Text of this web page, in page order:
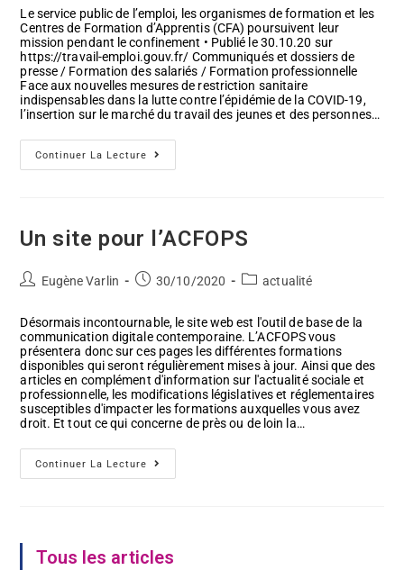
la
publication :
Le service public de l’emploi, les organismes de formation et les
Centres de Formation d’Apprentis (CFA) poursuivent leur
mission pendant le confinement • Publié le 30.10.20 sur
https://travail-emploi.gouv.fr/ Communiqués et dossiers de
presse / Formation des salariés / Formation professionnelle
Face aux nouvelles mesures de restriction sanitaire
indispensables dans la lutte contre l’épidémie de la COVID-19,
l’insertion sur le marché du travail des jeunes et des personnes…
Continuer La Lecture
Formation
Et
Un site pour l’ACFOPS
Auteur/autrice
la
publication :
Eugène Varlin
Post30/10/2020
Postactualité
Désormais incontournable, le site web est l'outil de base de la
communication digitale contemporaine. L’ACFOPS vous
présentera donc sur ces pages les différentes formations
disponibles qui seront régulièrement mises à jour. Ainsi que des
articles en complément d'information sur l'actualité sociale et
professionnelle, les modifications législatives et réglementaires
susceptibles d'impacter les formations auxquelles vous avez
droit. Et tout ce qui concerne de près ou de loin la…
Continuer La Lecture
Un
Site
Tous les articles